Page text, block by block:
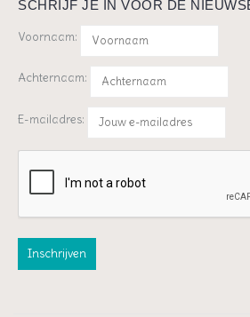
SCHRIJF JE IN VOOR DE
Voornaam:
Achternaam:
E-mailadres: